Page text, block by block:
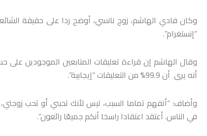
وكان فادي الهاشم، زوج نانسي، أوضح ردا على حقيقة
“إنستغرام”.
وقال الهاشم إن قراءة تعليقات المتابعين الموجودين على
أنه يرى أن 99.9% من التعليقات “إيجابية”.
وأضاف: “أتفهم تماما السبب، ليس لأنك تحبني أو تحب زوجتي،
في الناس. أعتقد اعتقادا راسخا أنكم جميعًا رائعون”.